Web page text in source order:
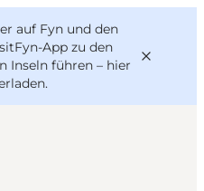
auf Fyn und den
App zu den
Inseln führen – hier
.